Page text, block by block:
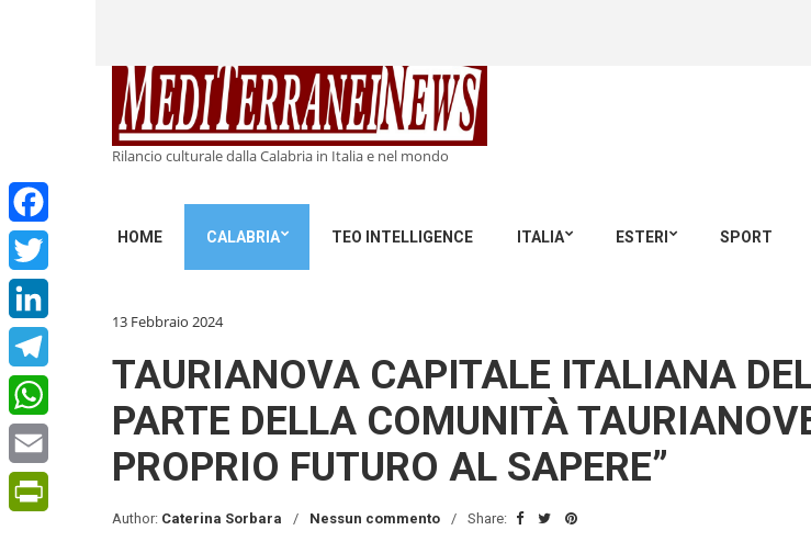
Rilancio culturale dalla Calabria in Italia e nel mondo
HOME CALABRIA TEO INTELLIGENCE ITALIA ESTERI SPORT
Facebook
Twitter
LinkedIn
Telegram
WhatsApp
Email
13 Febbraio 2024
TAURIANOVA CAPITALE ITALIANA
PARTE DELLA COMUNITÀ
PROPRIO FUTURO AL SAPERE”
Author: Caterina Sorbara Nessun commento Share: